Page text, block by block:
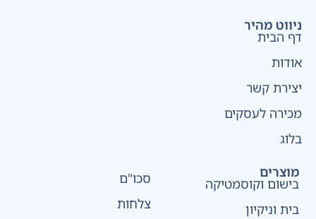
ניווט מהיר
דף הבית
אודות
יצירת קשר
מכירה לעסקים
בלוג
מוצרים
בישום וקוסמטיקה
בית וניקיון
סכו"ם
צלחות